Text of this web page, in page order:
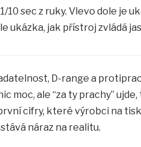
10 sec z ruky. Vlevo dole je
ukázka, jak přístroj zvládá
D-range a
moc, ale “za ty prachy” ujde,
cifry, které výrobci na
náraz na realitu.